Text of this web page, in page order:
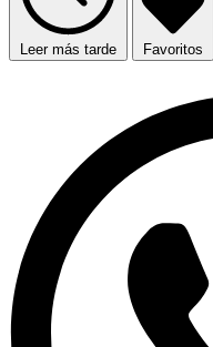
Leer más tarde Favoritos